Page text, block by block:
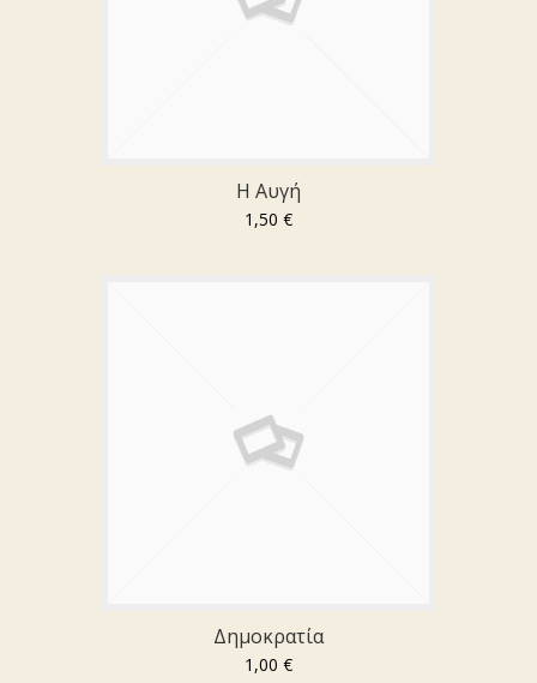
Η Αυγή
1,50 €
Δημοκρατία
1,00 €